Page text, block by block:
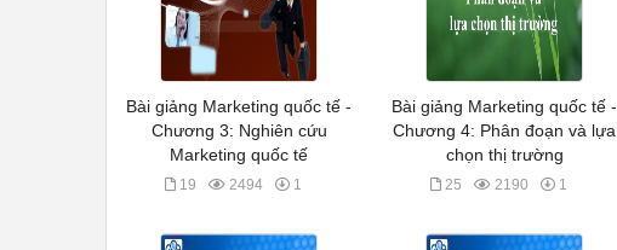
Bài giảng Marketing quốc tế -
Chương 3: Nghiên cứu
Marketing quốc tế
19 2494 1
Bài giảng Marketing quốc tế -
Chương 4: Phân đoạn và lựa
chọn thị trường
25 2190 1